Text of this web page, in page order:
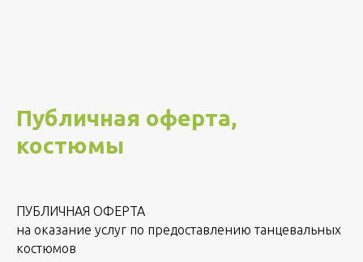
Публичная оферта,
костюмы
ПУБЛИЧНАЯ ОФЕРТА
на оказание услуг по предоставлению танцевальных
костюмов